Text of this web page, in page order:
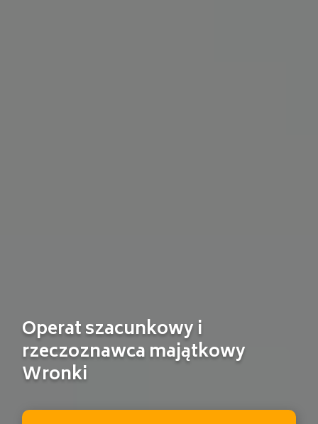
Operat szacunkowy i
rzeczoznawca majątkowy
Wronki